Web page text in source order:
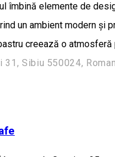
îmbină elemente de
un ambient modern și
creează o atmosferă
31, Sibiu 550024,